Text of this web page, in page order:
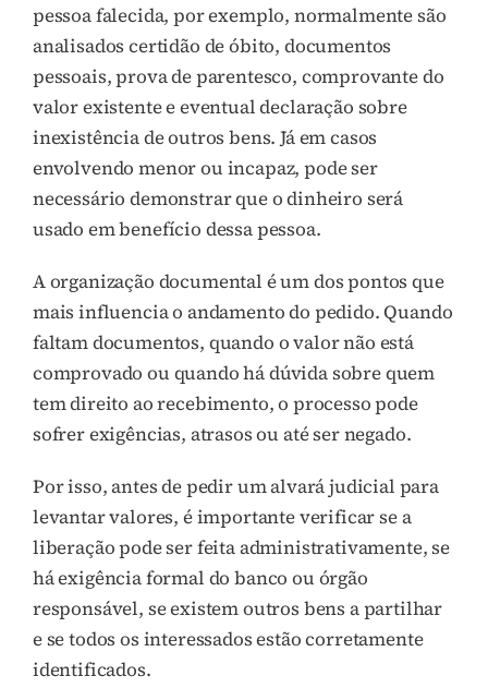
pessoa falecida, por exemplo, normalmente são
analisados certidão de óbito, documentos
pessoais, prova de parentesco, comprovante do
valor existente e eventual declaração sobre
inexistência de outros bens. Já em casos
envolvendo menor ou incapaz, pode ser
necessário demonstrar que o dinheiro será
usado em benefício dessa pessoa.
A organização documental é um dos pontos que
mais influencia o andamento do pedido. Quando
faltam documentos, quando o valor não está
comprovado ou quando há dúvida sobre quem
tem direito ao recebimento, o processo pode
sofrer exigências, atrasos ou até ser negado.
Por isso, antes de pedir um alvará judicial para
levantar valores, é importante verificar se a
liberação pode ser feita administrativamente, se
há exigência formal do banco ou órgão
responsável, se existem outros bens a partilhar
e se todos os interessados estão corretamente
identificados.